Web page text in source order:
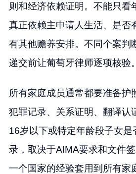
则和经济依赖证明。不能只看
真正依赖主申请人生活、是否
有其他赡养安排。不同个案判
递交前让葡萄牙律师逐项核验。
所有家庭成员通常都要准备护
犯罪记录、关系证明、翻译认
16岁以下或特定年龄段子女是
录，取决于AIMA要求和文件
一个国家的经验套用到所有家